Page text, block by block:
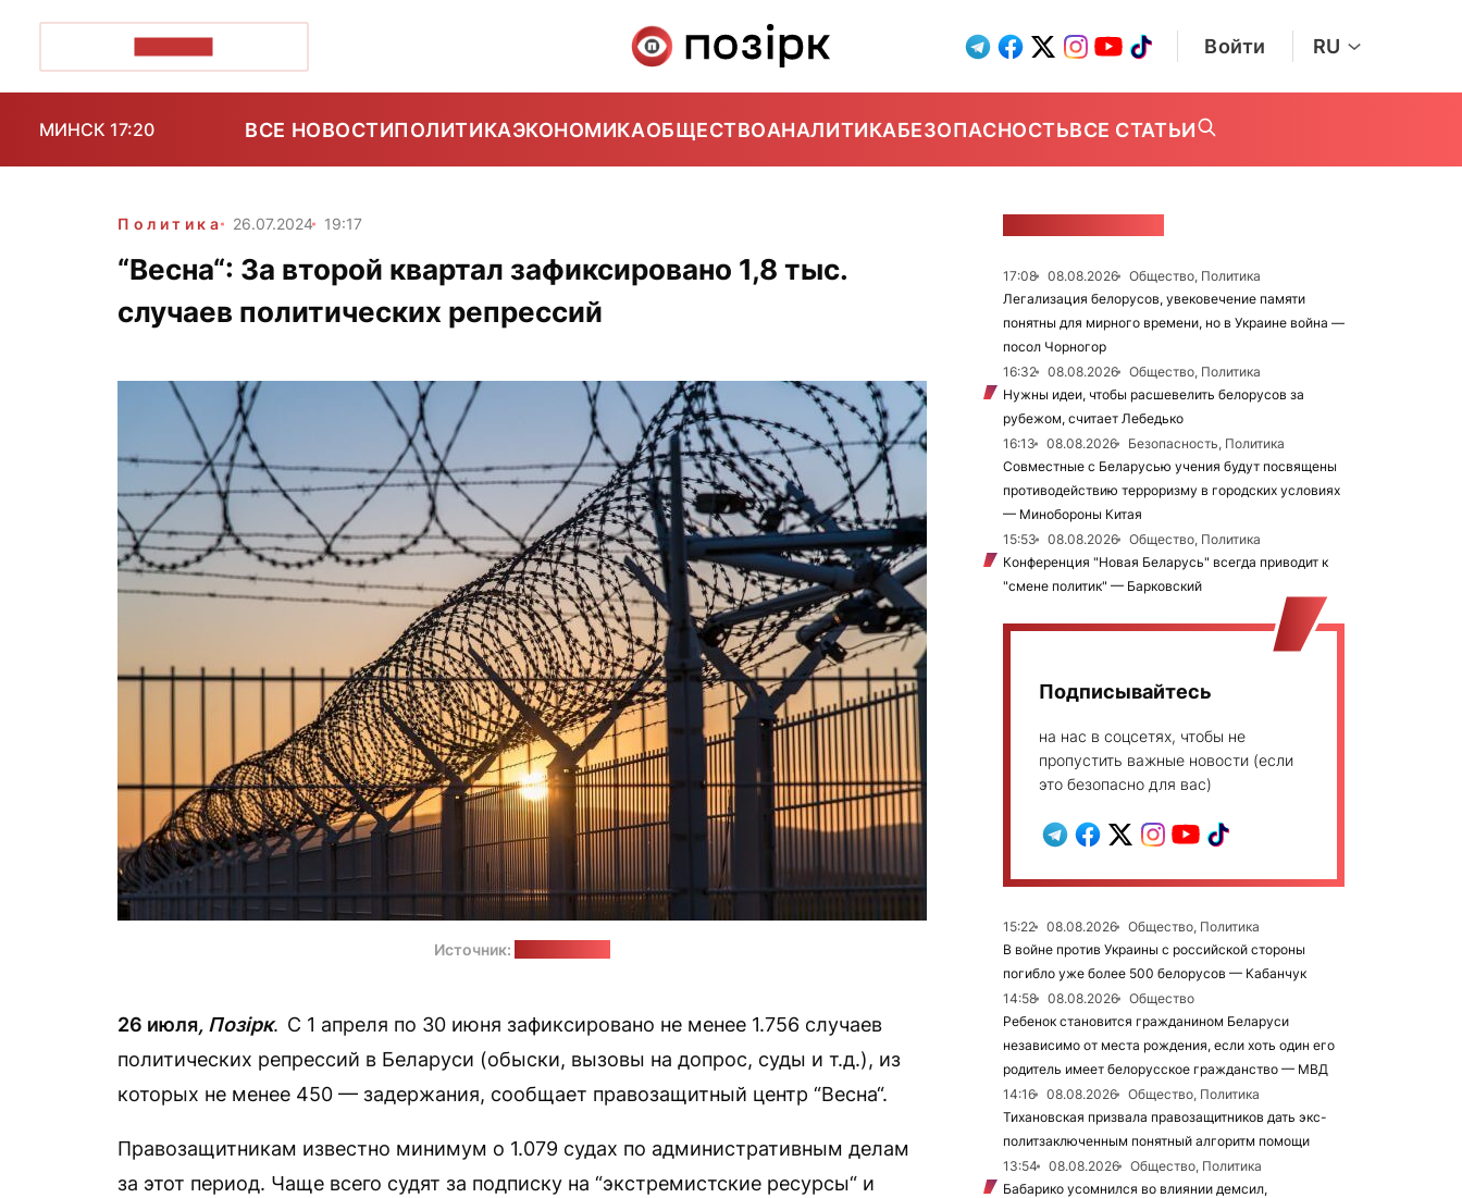
Войти RU
МИНСК 17:20 ВСЕ НОВОСТИПОЛИТИКАЭКОНОМИКАОБЩЕСТВОАНАЛИТИКАБЕЗОПАСНОСТЬВСЕ СТАТЬИ
Политика 26.07.2024 19:17
“Весна“: За второй квартал зафиксировано 1,8 тыс.
случаев политических репрессий
Источник:
26 июля, Позірк. С 1 апреля по 30 июня зафиксировано не менее 1.756 случаев
политических репрессий в Беларуси (обыски, вызовы на допрос, суды и т.д.), из
которых не менее 450 — задержания, сообщает правозащитный центр “Весна“.
Правозащитникам известно минимум о 1.079 судах по административным делам
за этот период. Чаще всего судят за подписку на “экстремистские ресурсы“ и
17:08 08.08.2026
Общество, Политика
Легализация белорусов, увековечение памяти
понятны для мирного времени, но в Украине война —
посол Чорногор
16:32
08.08.2026
Общество, Политика
Нужны идеи, чтобы расшевелить белорусов за
рубежом, считает Лебедько
16:13
08.08.2026
Безопасность, Политика
Совместные с Беларусью учения будут посвящены
противодействию терроризму в городских условиях
— Минобороны Китая
15:53
08.08.2026
Общество, Политика
Конференция "Новая Беларусь" всегда приводит к
"смене политик" — Барковский
Подписывайтесь
на нас в соцсетях, чтобы не
пропустить важные новости (если
это безопасно для вас)
15:22 08.08.2026
Общество, Политика
В войне против Украины с российской стороны
погибло уже более 500 белорусов — Кабанчук
14:58
08.08.2026
Общество
Ребенок становится гражданином Беларуси
независимо от места рождения, если хоть один его
родитель имеет белорусское гражданство — МВД
14:16
08.08.2026
Общество, Политика
Тихановская призвала правозащитников дать экс-
политзаключенным понятный алгоритм помощи
13:54
08.08.2026
Общество, Политика
Бабарико усомнился во влиянии демсил,